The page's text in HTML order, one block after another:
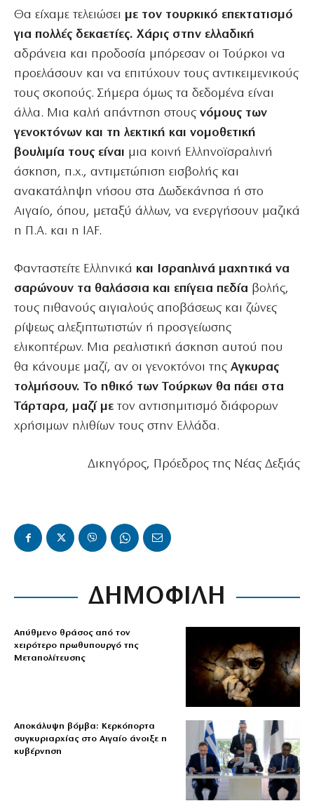
Θα είχαμε τελειώσει με τον τουρκικό επεκτατισμό
για πολλές δεκαετίες. Χάρις στην ελλαδική
αδράνεια και προδοσία μπόρεσαν οι Τούρκοι να
προελάσουν και να επιτύχουν τους αντικειμενικούς
τους σκοπούς. Σήμερα όμως τα δεδομένα είναι
άλλα. Μια καλή απάντηση στους νόμους των
γενοκτόνων και τη λεκτική και νομοθετική
βουλιμία τους είναι μια κοινή Ελληνοϊσραλινή
άσκηση, π.χ., αντιμετώπιση εισβολής και
ανακατάληψη νήσου στα Δωδεκάνησα ή στο
Αιγαίο, όπου, μεταξύ άλλων, να ενεργήσουν μαζικά
η Π.Α. και η IAF.
Φανταστείτε Ελληνικά και Ισραηλινά μαχητικά να
σαρώνουν τα θαλάσσια και επίγεια πεδία βολής,
τους πιθανούς αιγιαλούς αποβάσεως και ζώνες
ρίψεως αλεξιπτωτιστών ή προσγείωσης
ελικοπτέρων. Μια ρεαλιστική άσκηση αυτού που
θα κάνουμε μαζί, αν οι γενοκτόνοι της Αγκυρας
τολμήσουν. Το ηθικό των Τούρκων θα πάει στα
Τάρταρα, μαζί με τον αντισημιτισμό διάφορων
χρήσιμων ηλιθίων τους στην Ελλάδα.
Δικηγόρος, Πρόεδρος της Νέας Δεξιάς
ΔΗΜΟΦΙΛΗ
Απύθμενο θράσος από τον
χειρότερο πρωθυπουργό της
Μεταπολίτευσης
Αποκάλυψη βόμβα: Κερκόπορτα
συγκυριαρχίας στο Αιγαίο άνοιξε η
κυβέρνηση